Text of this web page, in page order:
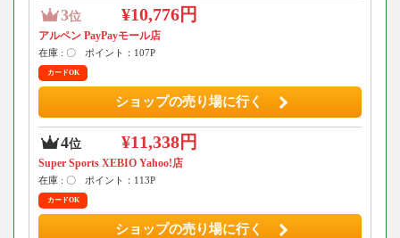
3位 ¥10,776円
アルペン PayPayモール店
在庫 : 〇 ポイント：107P
カードOK
ショップの売り場に行く
4位 ¥11,338円
Super Sports XEBIO Yahoo!店
在庫 : 〇 ポイント：113P
カードOK
ショップの売り場に行く